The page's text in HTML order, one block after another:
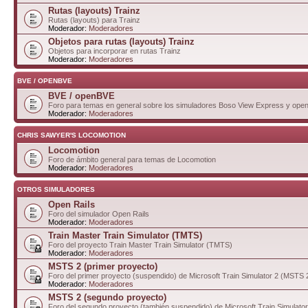
Rutas (layouts) Trainz
Rutas (layouts) para Trainz
Moderador: Moderadores
Objetos para rutas (layouts) Trainz
Objetos para incorporar en rutas Trainz
Moderador: Moderadores
BVE / OPENBVE
BVE / openBVE
Foro para temas en general sobre los simuladores Boso View Express y
Moderador: Moderadores
CHRIS SAWYER'S LOCOMOTION
Locomotion
Foro de ámbito general para temas de Locomotion
Moderador: Moderadores
OTROS SIMULADORES
Open Rails
Foro del simulador Open Rails
Moderador: Moderadores
Train Master Train Simulator (TMTS)
Foro del proyecto Train Master Train Simulator (TMTS)
Moderador: Moderadores
MSTS 2 (primer proyecto)
Foro del primer proyecto (suspendido) de Microsoft Train Simulator 2 (MSTS
Moderador: Moderadores
MSTS 2 (segundo proyecto)
Foro del segundo proyecto (también suspendido) de Microsoft Train